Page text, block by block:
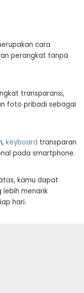
cara
perangkat tanpa
transparansi,
foto pribadi sebagai
keyboard transparan
pada smartphone.
kamu dapat
lebih menarik
hari.